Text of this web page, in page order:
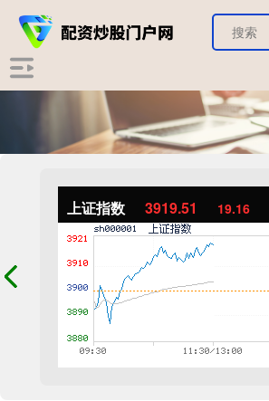
上证指数 3919.51 19.16